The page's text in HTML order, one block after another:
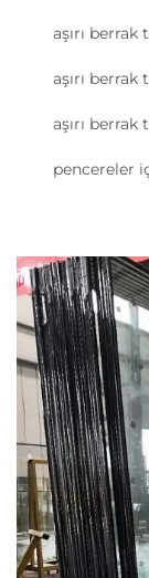
aşırı
aşırı
aşırı
pencereler